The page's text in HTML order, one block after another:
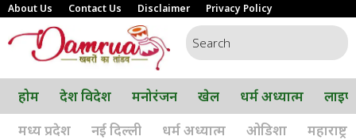
About Us Contact Us Disclaimer Privacy Policy
होम देश विदेश मनोरंजन खेल धर्म अध्यात्म
मध्य प्रदेश
नई दिल्ली धर्म अध्यात्म ओडिशा महाराष्ट्र